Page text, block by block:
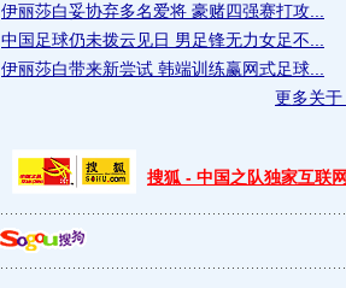
伊丽莎白妥协弃多名爱将 豪赌四强赛打攻...
中国足球仍未拨云见日 男足锋无力女足不...
伊丽莎白带来新尝试 韩端训练赢网式足球...
更多关于
搜狐 - 中国之队独家互联